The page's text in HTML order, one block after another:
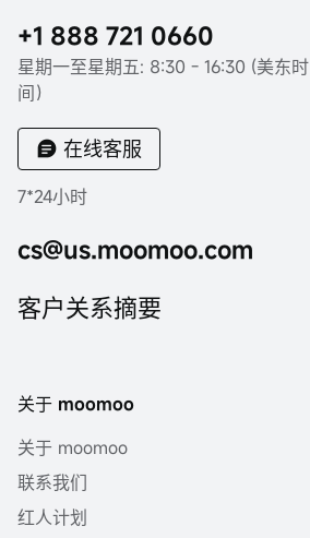
+1 888 721 0660
星期一至星期五: 8:30 - 16:30 (美东时
间）
在线客服
7*24小时
cs@us.moomoo.com
客户关系摘要
关于 moomoo
关于 moomoo
联系我们
红人计划